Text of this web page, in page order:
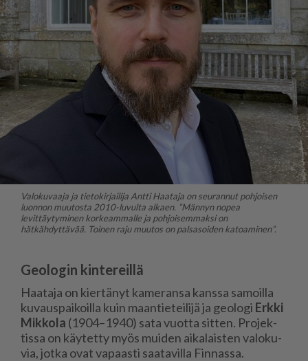
Valokuvaaja ja tietokirjailija Antti Haataja on seurannut pohjoisen
luonnon muutosta 2010-luvulta alkaen. ”Männyn nopea
levittäytyminen korkeammalle ja pohjoisemmaksi on
hätkähdyttävää. Toinen raju muutos on palsasoiden katoaminen”.
Geologin kintereillä
Haa­ta­ja on kier­tä­nyt ka­me­ran­sa kans­sa sa­moil­la
ku­vaus­pai­koil­la kuin maan­tie­tei­li­jä ja ge­o­lo­gi Erk­ki
Mik­ko­la (1904–1940) sata vuot­ta sit­ten. Pro­jek­
tis­sa on käy­tet­ty myös mui­den ai­ka­lais­ten va­lo­ku­
via, jot­ka ovat va­paas­ti saa­ta­vil­la Fin­nas­sa.